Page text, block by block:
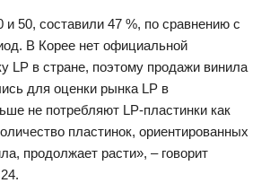
и 50, составили 47 %, по сравнению с
В Корее нет официальной
LP в стране, поэтому продажи винила
для оценки рынка LP в
не потребляют LP-пластинки как
пластинок, ориентированных
продолжает расти», – говорит